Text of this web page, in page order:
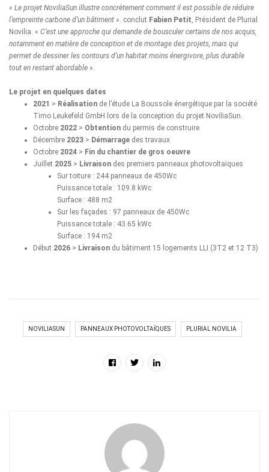
« Le projet NoviliaSun illustre concrètement comment il est possible de réduire
l’empreinte carbone d’un bâtiment ». conclut Fabien Petit, Président de Plurial
Novilia. « C’est une approche qui demande de bousculer certains de nos acquis,
notamment en matière de conception et de montage des projets, mais qui
permet de dessiner les contours d’un habitat moins énergivore, plus durable
tout en restant abordable ».
Le projet en quelques dates
2021 > Réalisation de l’étude La Boussole énergétique par la société
Timo Leukefeld GmbH lors de la conception du projet NoviliaSun.
Octobre 2022 > Obtention du permis de construire
Décembre 2023 > Démarrage des travaux
Octobre 2024 > Fin du chantier de gros oeuvre
Juillet 2025 > Livraison des premiers panneaux photovoltaïques
Sur toiture : 244 panneaux de 450Wc
Puissance totale : 109.8 kWc
Surface : 488 m2
Sur les façades : 97 panneaux de 450Wc
Puissance totale : 43.65 kWc
Surface : 194 m2
Début 2026 > Livraison du bâtiment 15 logements LLI (3T2 et 12 T3)
NOVILIASUN PANNEAUX PHOTOVOLTAÏQUES PLURIAL NOVILIA